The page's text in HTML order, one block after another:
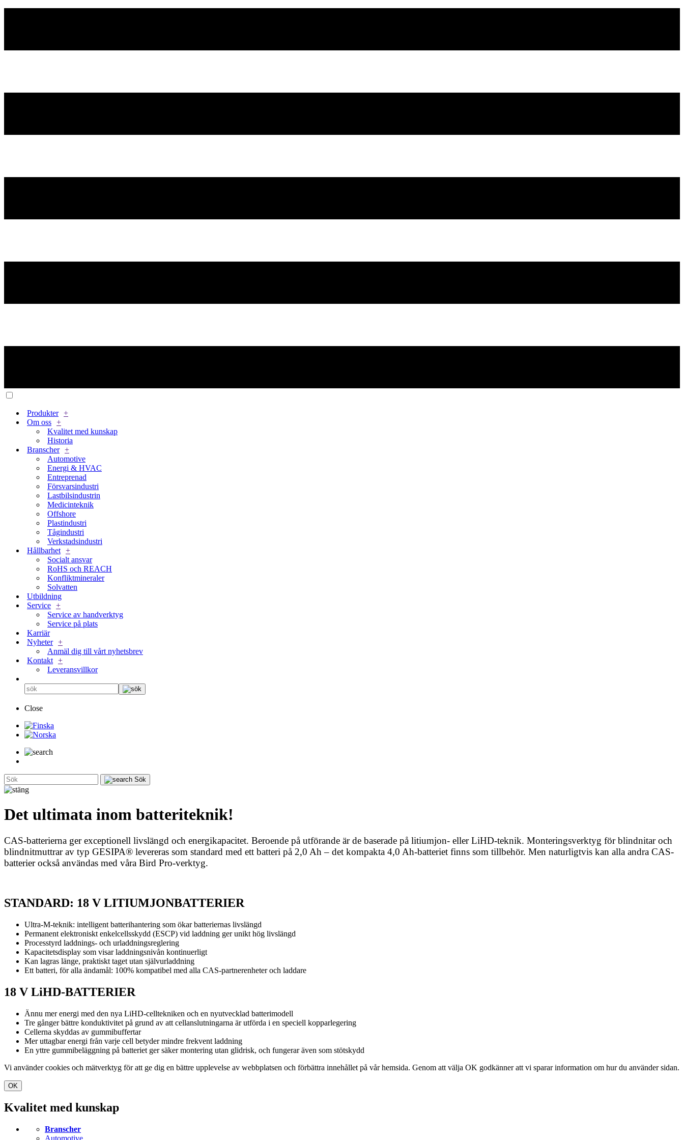
Produkter +
Om oss +
Kvalitet med kunskap
Historia
Branscher +
Automotive
Energi & HVAC
Entreprenad
Försvarsindustri
Lastbilsindustrin
Medicinteknik
Offshore
Plastindustri
Tågindustri
Verkstadsindustri
Hållbarhet +
Socialt ansvar
RoHS och REACH
Konfliktmineraler
Solvatten
Utbildning
Service +
Service av handverktyg
Service på plats
Karriär
Nyheter +
Anmäl dig till vårt nyhetsbrev
Kontakt +
Leveransvillkor
Close
Sök
Det ultimata inom batteriteknik!
CAS-batterierna ger exceptionell livslängd och energikapacitet. Beroende på utförande är de baserade på litiumjon- eller LiHD-teknik. Monteringsverktyg för blindnitar och
blindnitmuttrar av typ GESIPA® levereras som standard med ett batteri på 2,0 Ah – det kompakta 4,0 Ah-batteriet finns som tillbehör. Men naturligtvis kan alla andra CAS-
batterier också användas med våra Bird Pro-verktyg.
STANDARD: 18 V LITIUMJONBATTERIER
Ultra-M-teknik: intelligent batterihantering som ökar batteriernas livslängd
Permanent elektroniskt enkelcellsskydd (ESCP) vid laddning ger unikt hög livslängd
Processtyrd laddnings- och urladdningsreglering
Kapacitetsdisplay som visar laddningsnivån kontinuerligt
Kan lagras länge, praktiskt taget utan självurladdning
Ett batteri, för alla ändamål: 100% kompatibel med alla CAS-partnerenheter och laddare
18 V LiHD-BATTERIER
Ännu mer energi med den nya LiHD-celltekniken och en nyutvecklad batterimodell
Tre gånger bättre konduktivitet på grund av att cellanslutningarna är utförda i en speciell kopparlegering
Cellerna skyddas av gummibuffertar
Mer uttagbar energi från varje cell betyder mindre frekvent laddning
En yttre gummibeläggning på batteriet ger säker montering utan glidrisk, och fungerar även som stötskydd
Vi använder cookies och mätverktyg för att ge dig en bättre upplevelse av webbplatsen och förbättra innehållet på vår hemsida. Genom att välja OK godkänner att vi sparar information om hur du använder sidan.
OK
Kvalitet med kunskap
Branscher